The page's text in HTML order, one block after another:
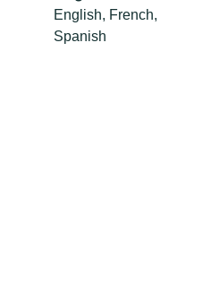
English, French,
Spanish